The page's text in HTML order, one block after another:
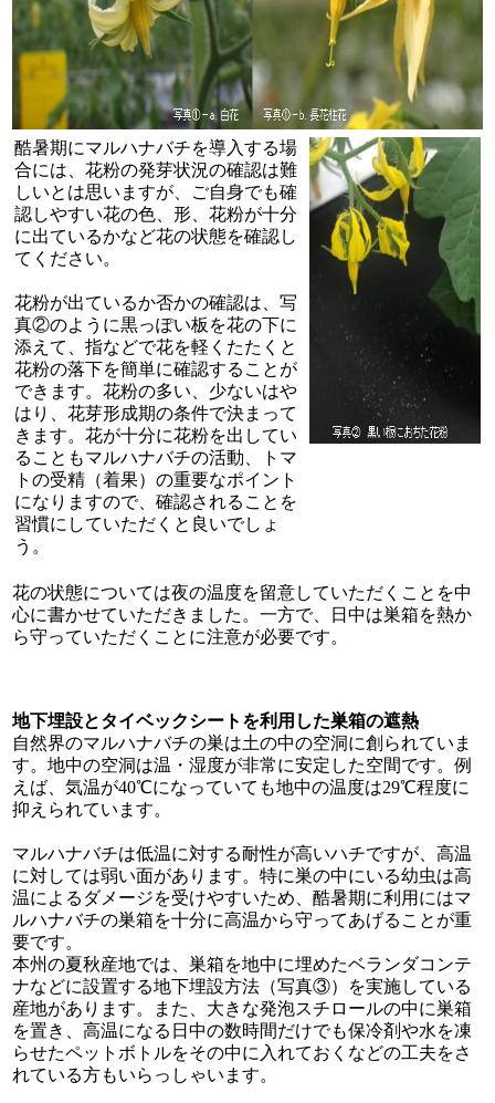
酷暑期にマルハナバチを導入する場
合には、花粉の発芽状況の確認は難
しいとは思いますが、ご自身でも確
認しやすい花の色、形、花粉が十分
に出ているかなど花の状態を確認し
てください。
花粉が出ているか否かの確認は、写
真②のように黒っぽい板を花の下に
添えて、指などで花を軽くたたくと
花粉の落下を簡単に確認することが
できます。花粉の多い、少ないはや
はり、花芽形成期の条件で決まって
きます。花が十分に花粉を出してい
ることもマルハナバチの活動、トマ
トの受精（着果）の重要なポイント
になりますので、確認されることを
習慣にしていただくと良いでしょ
う。
花の状態については夜の温度を留意していただくことを中
心に書かせていただきました。一方で、日中は巣箱を熱か
ら守っていただくことに注意が必要です。
地下埋設とタイベックシートを利用した巣箱の遮熱
自然界のマルハナバチの巣は土の中の空洞に創られていま
す。地中の空洞は温・湿度が非常に安定した空間です。例
えば、気温が40℃になっていても地中の温度は29℃程度に
抑えられています。
マルハナバチは低温に対する耐性が高いハチですが、高温
に対しては弱い面があります。特に巣の中にいる幼虫は高
温によるダメージを受けやすいため、酷暑期に利用にはマ
ルハナバチの巣箱を十分に高温から守ってあげることが重
要です。
本州の夏秋産地では、巣箱を地中に埋めたベランダコンテ
ナなどに設置する地下埋設方法（写真③）を実施している
産地があります。また、大きな発泡スチロールの中に巣箱
を置き、高温になる日中の数時間だけでも保冷剤や水を凍
らせたペットボトルをその中に入れておくなどの工夫をさ
れている方もいらっしゃいます。